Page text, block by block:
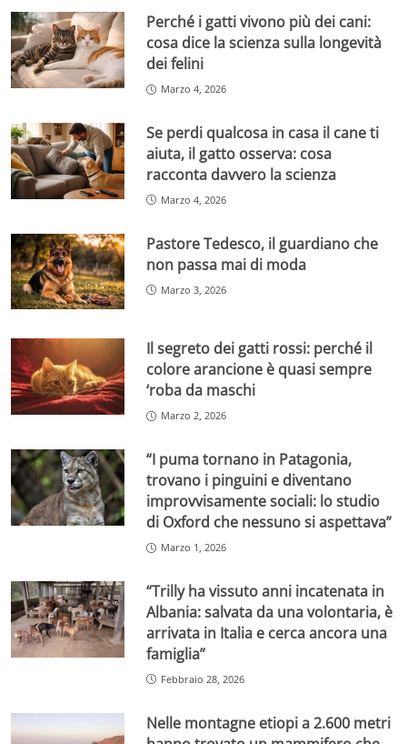
Perché i gatti vivono più dei cani:
cosa dice la scienza sulla longevità
dei felini
Marzo 4, 2026
Se perdi qualcosa in casa il cane ti
aiuta, il gatto osserva: cosa
racconta davvero la scienza
Marzo 4, 2026
Pastore Tedesco, il guardiano che
non passa mai di moda
Marzo 3, 2026
Il segreto dei gatti rossi: perché il
colore arancione è quasi sempre
‘roba da maschi
Marzo 2, 2026
“I puma tornano in Patagonia,
trovano i pinguini e diventano
improvvisamente sociali: lo studio
di Oxford che nessuno si aspettava”
Marzo 1, 2026
“Trilly ha vissuto anni incatenata in
Albania: salvata da una volontaria, è
arrivata in Italia e cerca ancora una
famiglia”
Febbraio 28, 2026
Nelle montagne etiopi a 2.600 metri